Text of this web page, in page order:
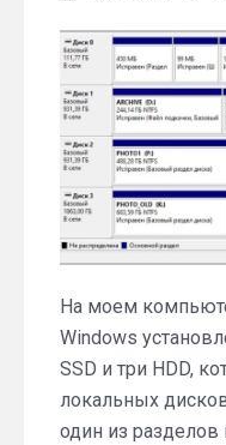
На моем
Windows
SSD и три HDD,
локальных
один из разделов